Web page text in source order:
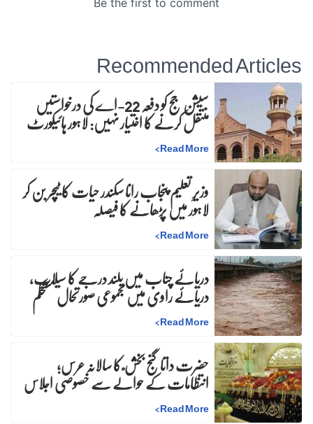
Recommended Articles
سیشن جج کو دفعہ 22-اے کی درخواستیں
منتقل کرنے کا اختیار نہیں: لاہور ہائیکورٹ
Read More
>
وزیرِ تعلیم پنجاب رانا سکندر حیات کا ٹیچر بن کر
لاہور میں پڑھانے کا فیصلہ
Read More
>
دریائے چناب میں بلند درجے کا سیلاب،
دریائے راوی میں مجموعی صورتحال مستحکم
Read More
>
حضرت داتا گنج بخش ؒ کا سالانہ عرس;
انتظامات کے حوالے سے خصوصی اجلاس
Read More
>